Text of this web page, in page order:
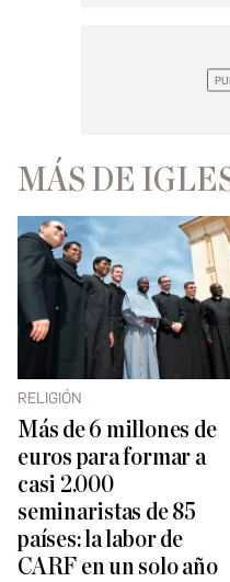
MÁS DE
RELIGIÓN
Más de 6 millones de
euros para formar a
casi 2.000
seminaristas de 85
países: la labor de
CARF en un solo año